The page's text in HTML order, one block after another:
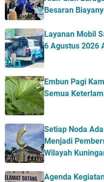
Besaran
Layanan Mobil
6 Agustus 2026
Embun Pagi
Semua
Setiap Noda
Menjadi
Wilayah
Agenda